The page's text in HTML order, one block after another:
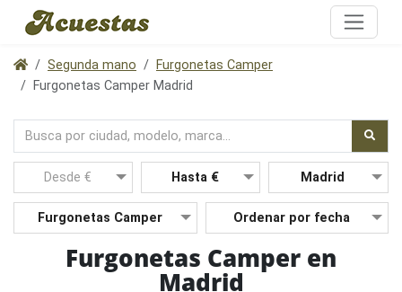
Segunda mano
Furgonetas Camper
Furgonetas Camper Madrid
Furgonetas Camper en
Madrid